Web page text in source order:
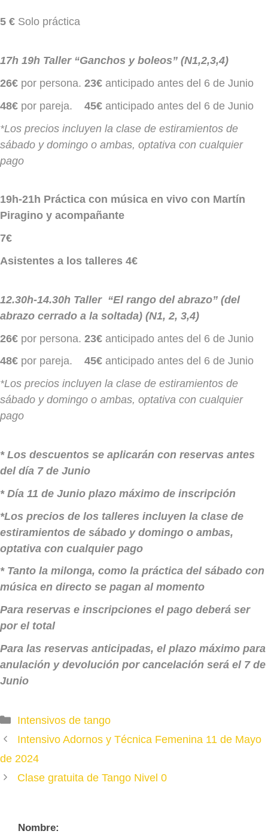
5 € Solo práctica
17h 19h Taller “Ganchos y boleos” (N1,2,3,4)
26€ por persona. 23€ anticipado antes del 6 de Junio
48€ por pareja. 45€ anticipado antes del 6 de Junio
*Los precios incluyen la clase de estiramientos de
sábado y domingo o ambas, optativa con cualquier
pago
19h-21h Práctica con música en vivo con Martín
Piragino y acompañante
7€
Asistentes a los talleres 4€
12.30h-14.30h Taller “El rango del abrazo” (del
abrazo cerrado a la soltada) (N1, 2, 3,4)
26€ por persona. 23€ anticipado antes del 6 de Junio
48€ por pareja. 45€ anticipado antes del 6 de Junio
*Los precios incluyen la clase de estiramientos de
sábado y domingo o ambas, optativa con cualquier
pago
* Los descuentos se aplicarán con reservas antes
del día 7 de Junio
* Día 11 de Junio plazo máximo de inscripción
*Los precios de los talleres incluyen la clase de
estiramientos de sábado y domingo o ambas,
optativa con cualquier pago
* Tanto la milonga, como la práctica del sábado con
música en directo se pagan al momento
Para reservas e inscripciones el pago deberá ser
por el total
Para las reservas anticipadas, el plazo máximo para
anulación y devolución por cancelación será el 7 de
Junio
Categories
Intensivos de tango
Intensivo Adornos y Técnica Femenina 11 de Mayo
de 2024
Clase gratuita de Tango Nivel 0
Nombre: